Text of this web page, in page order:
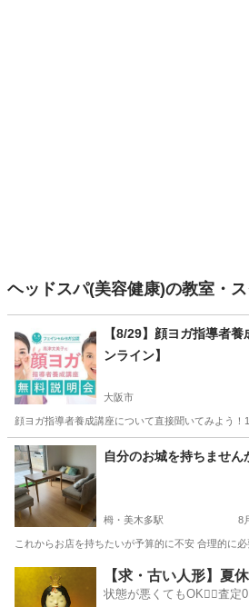
ヘッドスパ(美容健康)の教室・
【8/29】顔ヨガ指導者
ンライン】
大阪市
顔ヨガ指導者養成講座について直接聞いてみよう
大阪 大阪市 リフトアップ フェイシャ
自分のお城を持ちません
栂・美木多駅 8
これからお店を持ちたいが予算的に不安 合理的に
栂・美木多駅 エステ
【求・古い人形】夏
状態が悪くてもOK🙆‍♀️査定